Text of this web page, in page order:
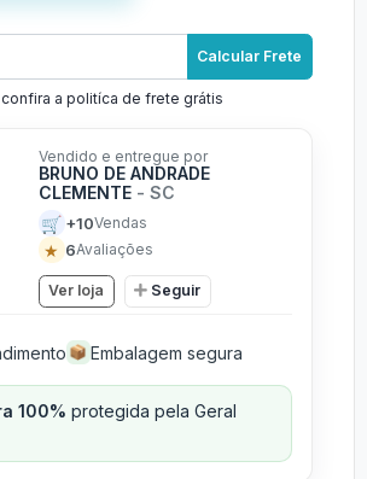
Calcular Frete
a politíca de frete grátis
Vendido e entregue por
BRUNO DE ANDRADE
CLEMENTE - SC
🛒 +10Vendas
★ 6Avaliações
Ver loja Seguir
📦 Embalagem segura
100% protegida pela Geral